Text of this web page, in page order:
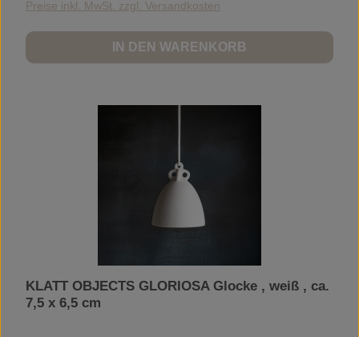
Preise inkl. MwSt. zzgl. Versandkosten
IN DEN WARENKORB
KLATT OBJECTS GLORIOSA Glocke , weiß , ca.
7,5 x 6,5 cm